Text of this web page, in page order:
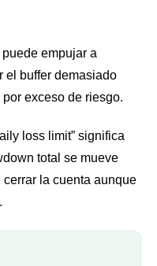
puede empujar a
el buffer demasiado
exceso de riesgo.
loss limit” significa
total se mueve
la cuenta aunque